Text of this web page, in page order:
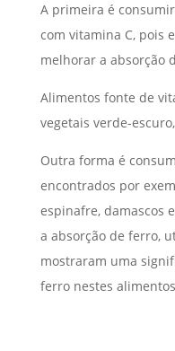
A primeira é
com vitamina C, pois
melhorar a absorção
Alimentos fonte de
vegetais verde-
Outra forma é
encontrados por
espinafre, damascos
a absorção de ferro,
mostraram uma
ferro nestes